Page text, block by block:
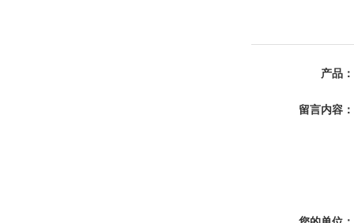
产品：
留言内容：